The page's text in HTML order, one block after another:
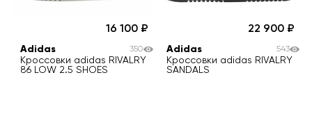
16 100
Adidas
Кроссовки adidas RIVALRY
86 LOW 2.5 SHOES
350
22 900
Adidas
Кроссовки adidas RIVALRY
SANDALS
543